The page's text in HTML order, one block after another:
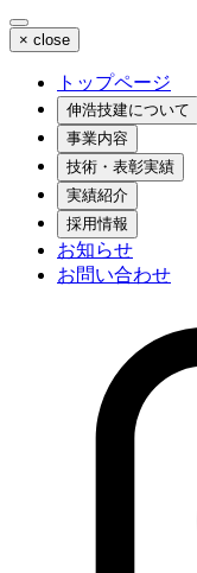
× close
トップページ
伸浩技建について
事業内容
技術・表彰実績
実績紹介
採用情報
お知らせ
お問い合わせ